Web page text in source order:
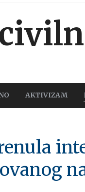
AKTIVIZAM